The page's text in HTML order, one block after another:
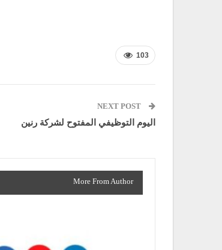
103
NEXT POST
اليوم التوظيفي المفتوح لشركة رنين
More From Author